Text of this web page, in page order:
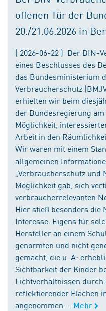
offenen Tür der
20./21.06.2026 in
( 2026-06-22 ) Der DIN-
eines Beschlusses des
das Bundesministerium
Verbraucherschutz
erhielten wir beim
der Bundesregierung
Möglichkeit,
Arbeit in den
Wir waren mit einem
allgemeinen
„Verbraucherschutz und
Möglichkeit gab, sich
verbraucherrelevanten
Hier stieß besonders die
Interesse. Eigens für
Hersteller an einem
genormten und nicht
gemacht, die u. A:
Sichtbarkeit der Kinder
Lichtverhältnissen durch
reflektierender Flächen
angenommen ...
Mehr